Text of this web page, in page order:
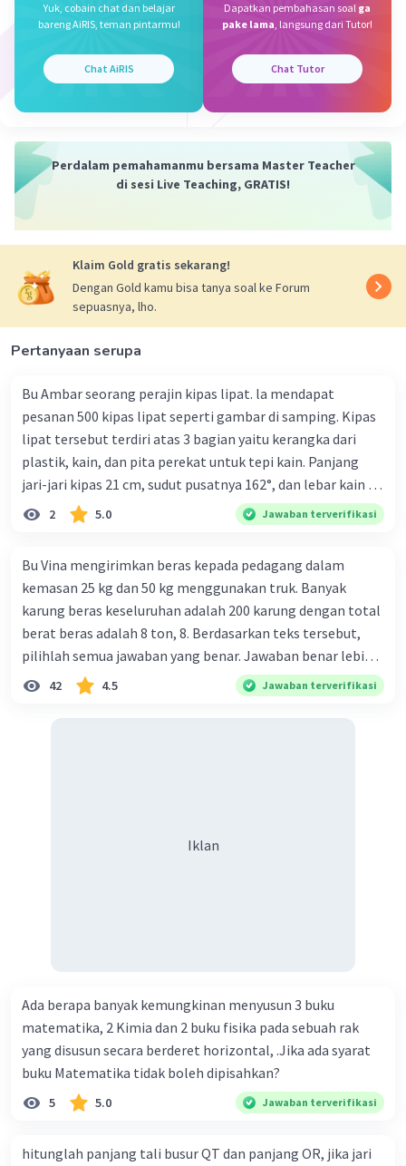
Shelma A Level 74
23 Juli 2024 11:56
ini yaa, semoga bermanfaat
Beri Rating
Yuk, cobain chat dan belajar
bareng AiRIS, teman pintarmu!
Chat AiRIS
Dapatkan pembahasan soal ga
pake lama, langsung dari Tutor!
Chat Tutor
Perdalam pemahamanmu bersama Master Teacher
di sesi Live Teaching, GRATIS!
Klaim Gold gratis sekarang!
Dengan Gold kamu bisa tanya soal ke Forum
sepuasnya, lho.
Pertanyaan serupa
Bu Ambar seorang perajin kipas lipat. la mendapat
pesanan 500 kipas lipat seperti gambar di samping. Kipas
lipat tersebut terdiri atas 3 bagian yaitu kerangka dari
plastik, kain, dan pita perekat untuk tepi kain. Panjang
jari-jari kipas 21 cm, sudut pusatnya 162°, dan lebar kain 14
cm. Biaya kerangka dan tali sebesar Rp1.800,00 per buah,
kain sebesar Rp40.000,00/m², dan pita perekat
Rp6.500,00 per buah. Tentukan total keuntungan yang
diperoleh Bu Ambar.
2 5.0 Jawaban terverifikasi
Bu Vina mengirimkan beras kepada pedagang dalam
kemasan 25 kg dan 50 kg menggunakan truk. Banyak
karung beras keseluruhan adalah 200 karung dengan total
berat beras adalah 8 ton, 8. Berdasarkan teks tersebut,
pilihlah semua jawaban yang benar. Jawaban benar lebih
dari satu. Banyak karung beras kemasan 25 kg adalah 50
buah. Banyak karung beras kemasan 50 kg adalah 150
harus dibayar oleh Bu Vina? A. Rp2.540.000 C. Rp2.312.000 B.
42 4.5 Jawaban terverifikasi
Iklan
Ada berapa banyak kemungkinan menyusun 3 buku
matematika, 2 Kimia dan 2 buku fisika pada sebuah rak
yang disusun secara berderet horizontal, .Jika ada syarat
buku Matematika tidak boleh dipisahkan?
5 5.0 Jawaban terverifikasi
hitunglah panjang tali busur QT dan panjang OR, jika jari